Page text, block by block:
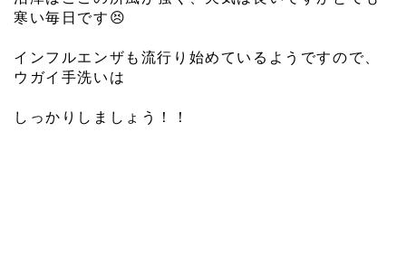
寒い毎日です😣
インフルエンザも流行り始めているようですので、
ウガイ手洗いは
しっかりしましょう！！